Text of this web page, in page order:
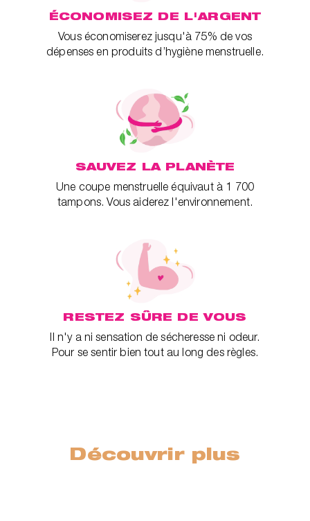
ÉCONOMISEZ DE L'ARGENT
Vous économiserez jusqu'à 75% de vos
dépenses en produits d’hygiène menstruelle.
SAUVEZ LA PLANÈTE
Une coupe menstruelle équivaut à 1 700
tampons. Vous aiderez l'environnement.
RESTEZ SÛRE DE VOUS
Il n'y a ni sensation de sécheresse ni odeur.
Pour se sentir bien tout au long des règles.
Découvrir plus